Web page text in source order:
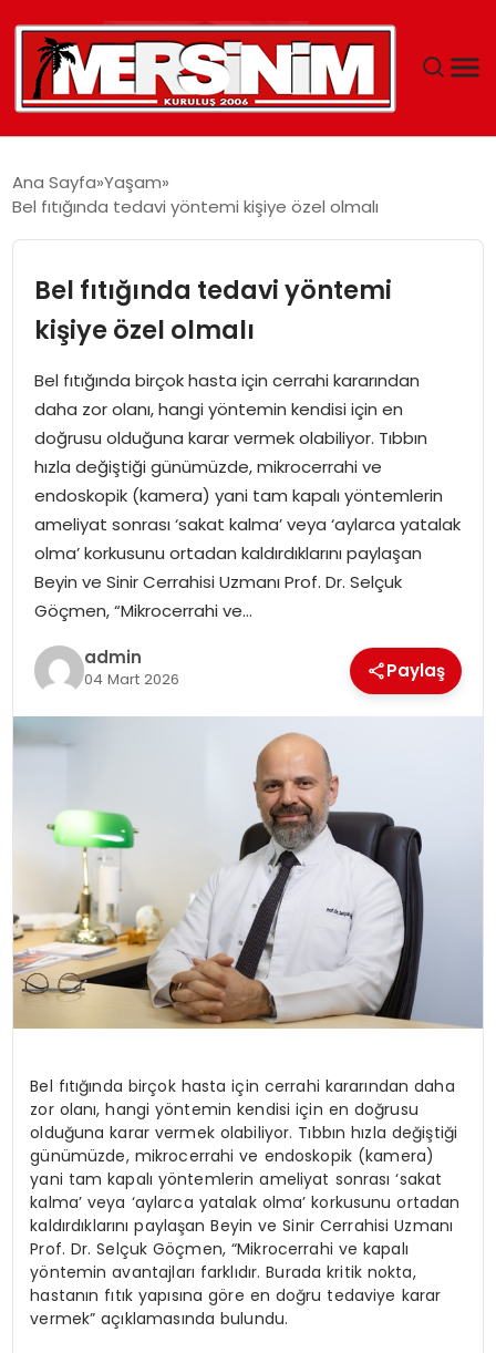
YAŞAM
GÜNCEL
SAĞLIK
EĞITIM
SPOR
EKONOMI
MAGAZIN
DÜNYA
OTOMOBIL
Ana Sayfa Yaşam
Bel fıtığında tedavi yöntemi kişiye özel olmalı
Bel fıtığında tedavi yöntemi
kişiye özel olmalı
Bel fıtığında birçok hasta için cerrahi kararından
daha zor olanı, hangi yöntemin kendisi için en
doğrusu olduğuna karar vermek olabiliyor. Tıbbın
hızla değiştiği günümüzde, mikrocerrahi ve
endoskopik (kamera) yani tam kapalı yöntemlerin
ameliyat sonrası ‘sakat kalma’ veya ‘aylarca yatalak
olma’ korkusunu ortadan kaldırdıklarını paylaşan
Beyin ve Sinir Cerrahisi Uzmanı Prof. Dr. Selçuk
Göçmen, “Mikrocerrahi ve…
admin
04 Mart 2026 Paylaş
Bel fıtığında birçok hasta için cerrahi kararından daha
zor olanı, hangi yöntemin kendisi için en doğrusu
olduğuna karar vermek olabiliyor. Tıbbın hızla değiştiği
günümüzde, mikrocerrahi ve endoskopik (kamera)
yani tam kapalı yöntemlerin ameliyat sonrası ‘sakat
kalma’ veya ‘aylarca yatalak olma’ korkusunu ortadan
kaldırdıklarını paylaşan Beyin ve Sinir Cerrahisi Uzmanı
Prof. Dr. Selçuk Göçmen, “Mikrocerrahi ve kapalı
yöntemin avantajları farklıdır. Burada kritik nokta,
hastanın fıtık yapısına göre en doğru tedaviye karar
vermek” açıklamasında bulundu.